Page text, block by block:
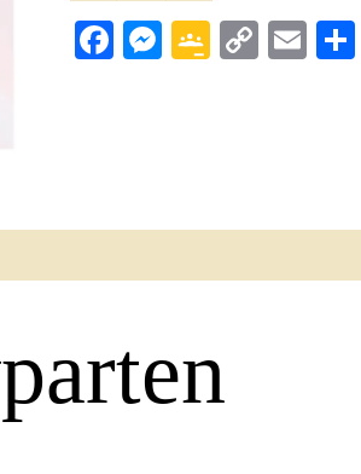
Facebook
Google
Copy